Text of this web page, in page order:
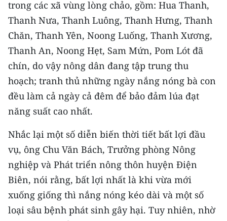
trong các xã vùng lòng chảo, gồm: Hua Thanh,
Thanh Nưa, Thanh Luông, Thanh Hưng, Thanh
Chăn, Thanh Yên, Noong Luống, Thanh Xương,
Thanh An, Noong Hẹt, Sam Mứn, Pom Lót đã
chín, do vậy nông dân đang tập trung thu
hoạch; tranh thủ những ngày nắng nóng bà con
đều làm cả ngày cả đêm để bảo đảm lúa đạt
năng suất cao nhất.
Nhắc lại một số diễn biến thời tiết bất lợi đầu
vụ, ông Chu Văn Bách, Trưởng phòng Nông
nghiệp và Phát triển nông thôn huyện Điện
Biên, nói rằng, bất lợi nhất là khi vừa mới
xuống giống thì nắng nóng kéo dài và một số
loại sâu bệnh phát sinh gây hại. Tuy nhiên, nhờ